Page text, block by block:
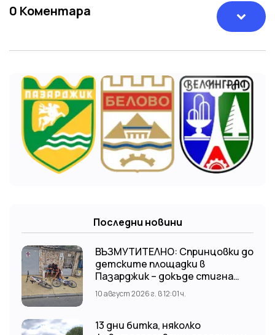
0 Коментара
Последни новини
ВЪЗМУТИТЕЛНО: Спринцовки до
детските площадки в
Пазарджик – докъде стигна
дрогата?
10 август 2026 г. в 12:01 ч.
13 дни битка, няколко